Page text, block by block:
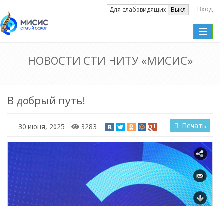
Для слабовидящих Выкл Вход
Toggle
НОВОСТИ СТИ НИТУ «МИСИС»
В добрый путь!
30 июня, 2025 3283 Печать